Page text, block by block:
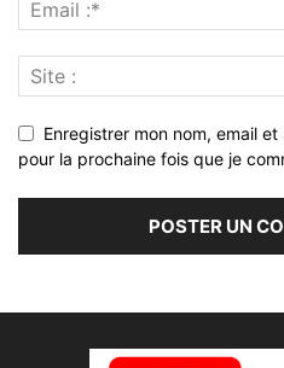
Enregistrer mon nom, email
pour la prochaine fois que je